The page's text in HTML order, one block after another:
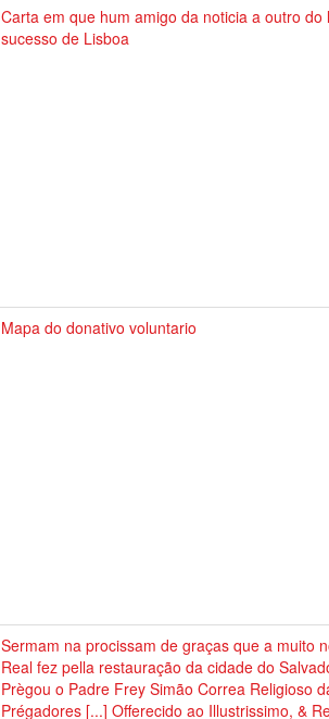
Carta em que hum amigo da noticia a outro do
sucesso de Lisboa
Mapa do donativo voluntario
Sermam na procissam de graças que a muito
Real fez pella restauração da cidade do
Prègou o Padre Frey Simão Correa Religioso
Prégadores [...] Offerecido ao Illustrissimo, &